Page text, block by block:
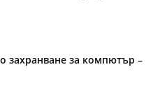
захранване за компютър –